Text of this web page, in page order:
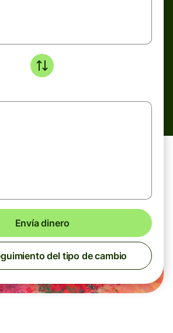
Envía dinero
del tipo de cambio